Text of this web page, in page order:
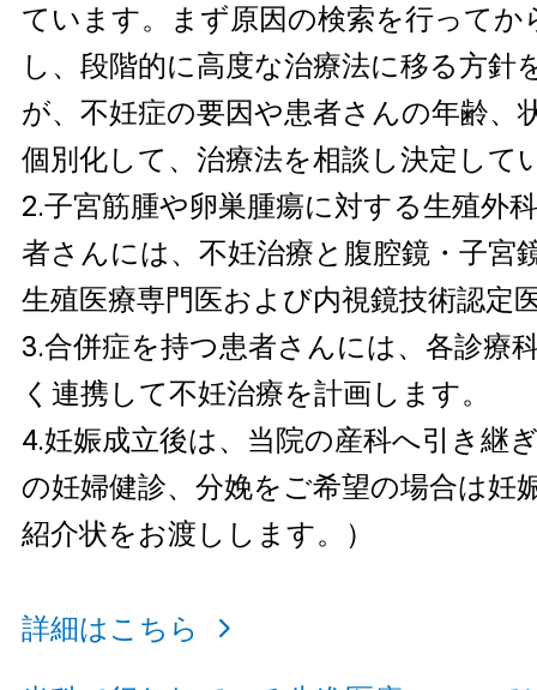
ています。まず原因の検索を行ってか
し、段階的に高度な治療法に移る方針
が、不妊症の要因や患者さんの年齢、
個別化して、治療法を相談し決定して
2.子宮筋腫や卵巣腫瘍に対する生殖外
者さんには、不妊治療と腹腔鏡・子宮
生殖医療専門医および内視鏡技術認定
3.合併症を持つ患者さんには、各診療
く連携して不妊治療を計画します。
4.妊娠成立後は、当院の産科へ引き継
の妊婦健診、分娩をご希望の場合は妊
紹介状をお渡しします。）
詳細はこちら